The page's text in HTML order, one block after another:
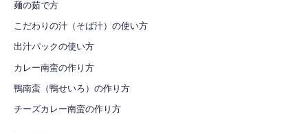
麺の茹で方
こだわりの汁（そば汁）の使い方
出汁パックの使い方
カレー南蛮の作り方
鴨南蛮（鴨せいろ）の作り方
チーズカレー南蛮の作り方